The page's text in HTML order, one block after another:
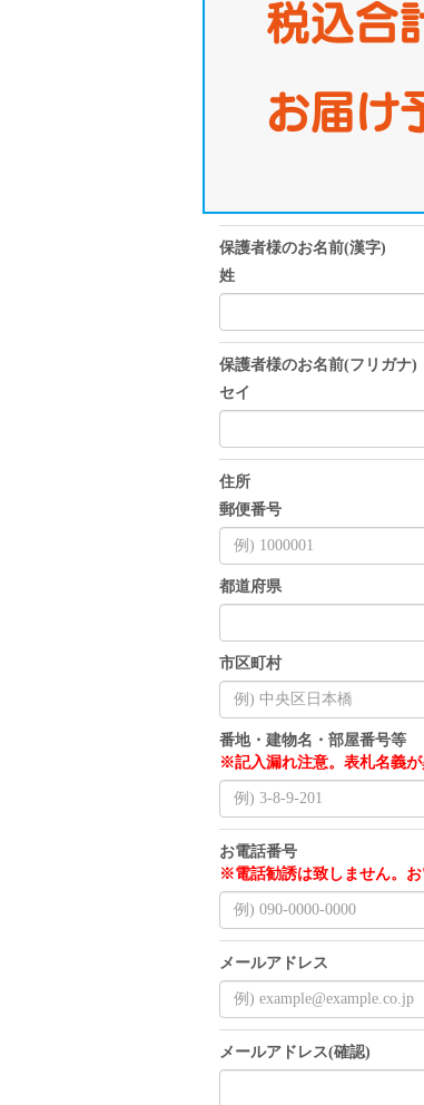
税込
お届け
保護者様のお名前(漢字)
姓
保護者様のお名前(フリガナ)
セイ
住所
郵便番号
都道府県
市区町村
番地・建物名・部屋番号等
※記入漏れ注意。表札名義が
お電話番号
※電話勧誘は致しません。お
メールアドレス
メールアドレス(確認)